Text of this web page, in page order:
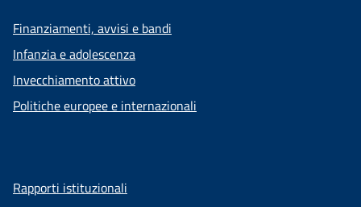
Finanziamenti, avvisi e bandi
Infanzia e adolescenza
Invecchiamento attivo
Politiche europee e internazionali
Rapporti istituzionali